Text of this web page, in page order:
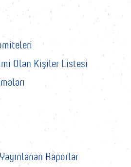
Olan Kişiler Listesi
Raporlar